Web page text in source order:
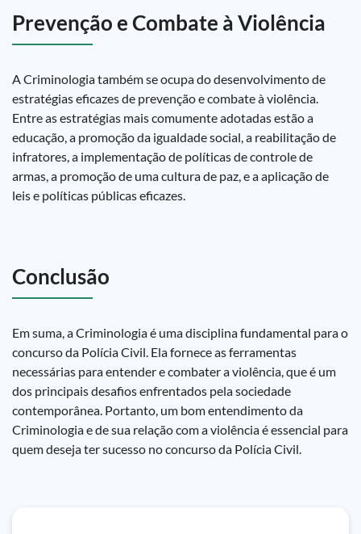
Prevenção e Combate à Violência
A Criminologia também se ocupa do desenvolvimento de
estratégias eficazes de prevenção e combate à violência.
Entre as estratégias mais comumente adotadas estão a
educação, a promoção da igualdade social, a reabilitação de
infratores, a implementação de políticas de controle de
armas, a promoção de uma cultura de paz, e a aplicação de
leis e políticas públicas eficazes.
Conclusão
Em suma, a Criminologia é uma disciplina fundamental para o
concurso da Polícia Civil. Ela fornece as ferramentas
necessárias para entender e combater a violência, que é um
dos principais desafios enfrentados pela sociedade
contemporânea. Portanto, um bom entendimento da
Criminologia e de sua relação com a violência é essencial para
quem deseja ter sucesso no concurso da Polícia Civil.